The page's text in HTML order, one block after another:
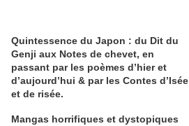
Quintessence du Japon : du Dit du
Genji aux Notes de chevet, en
passant par les poèmes d’hier et
d’aujourd’hui & par les Contes d’Isée
et de risée.
Mangas horrifiques et dystopiques